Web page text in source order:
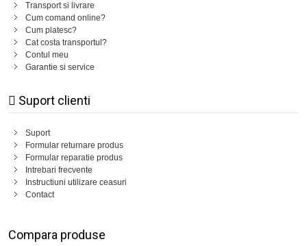
Transport si livrare
Cum comand online?
Cum platesc?
Cat costa transportul?
Contul meu
Garantie si service
Suport clienti
Suport
Formular returnare produs
Formular reparatie produs
Intrebari frecvente
Instructiuni utilizare ceasuri
Contact
Compara produse